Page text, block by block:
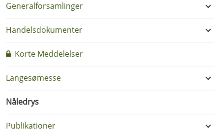
Generalforsamlinger
Handelsdokumenter
Korte Meddelelser
Langesømesse
Nåledrys
Publikationer